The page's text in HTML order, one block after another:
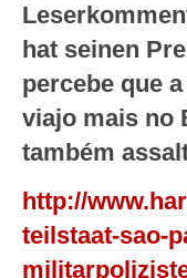
hat seinen
percebe que
viajo mais no
também
http://
teilstaat-sao-